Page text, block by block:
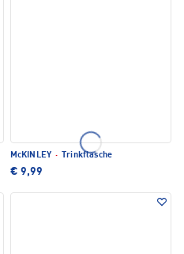
McKINLEY · Trinkflasche
€ 9,99